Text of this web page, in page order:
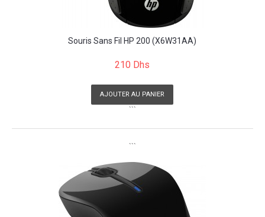
Souris Sans Fil HP 200 (X6W31AA)
210 Dhs
AJOUTER AU PANIER
```
```